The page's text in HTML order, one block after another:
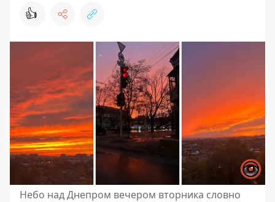
👍
Небо над Днепром вечером вторника словно